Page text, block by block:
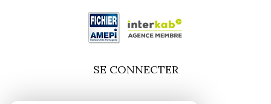
SE CONNECTER